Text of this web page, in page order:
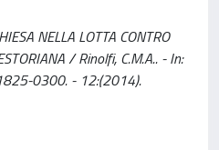
NELLA LOTTA CONTRO
/ Rinolfi, C.M.A.. - In:
0300. - 12:(2014).